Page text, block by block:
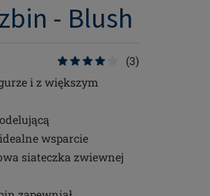
- Blush
(3)
i z większym
wsparcie
siateczka zwiewnej